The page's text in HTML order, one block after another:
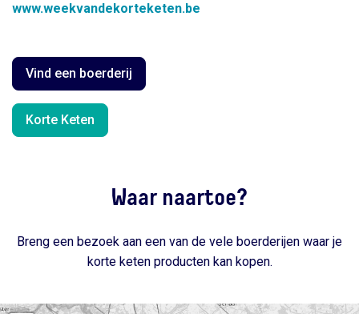
www.weekvandekorteketen.be
Vind een boerderij
Korte Keten
Waar naartoe?
Breng een bezoek aan een van de vele boerderijen waar je
korte keten producten kan kopen.